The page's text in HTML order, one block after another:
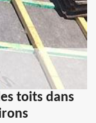
toits dans